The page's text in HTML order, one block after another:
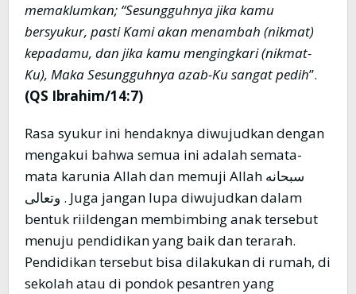
memaklumkan; “Sesungguhnya jika kamu
bersyukur, pasti Kami akan menambah (nikmat)
kepadamu, dan jika kamu mengingkari (nikmat-
Ku), Maka Sesungguhnya azab-Ku sangat pedih”.
(QS Ibrahim/14:7)
Rasa syukur ini hendaknya diwujudkan dengan
mengakui bahwa semua ini adalah semata-
mata karunia Allah dan memuji Allah سبحانه
وتعالى . Juga jangan lupa diwujudkan dalam
bentuk riildengan membimbing anak tersebut
menuju pendidikan yang baik dan terarah.
Pendidikan tersebut bisa dilakukan di rumah, di
sekolah atau di pondok pesantren yang